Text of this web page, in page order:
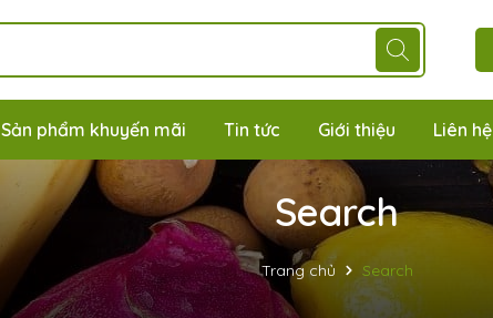
Sản phẩm khuyến mãi Tin tức Giới thiệu Liên hệ
Search
Trang chủ Search